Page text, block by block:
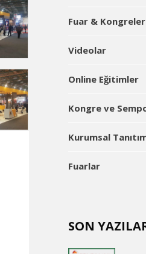
Fuar & Kongreler
Videolar
Online Eğitimler
Kongre ve
Kurumsal
Fuarlar
SON